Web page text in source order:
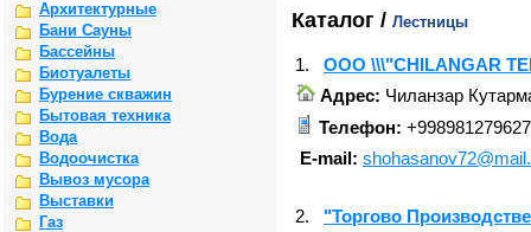
Архитектурные
Бани Сауны
Бассейны
Биотуалеты
Бурение скважин
Бытовая техника
Вода
Водоочистка
Вывоз мусора
Выставки
Газ
Каталог / Лестницы
1. OOO \\\"CHILANGAR
Адрес: Чиланзар
Телефон:
E-mail:
2. "Торгово